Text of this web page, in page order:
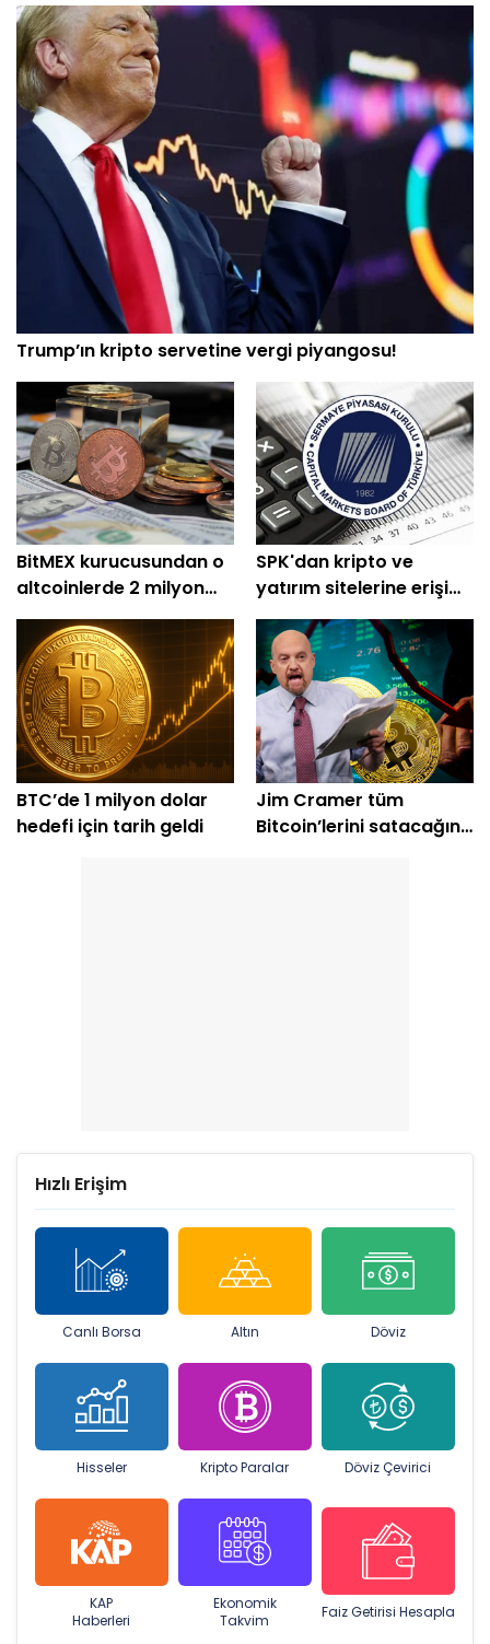
Trump’ın kripto servetine vergi piyangosu!
BitMEX kurucusundan o
altcoinlerde 2 milyon
dolarlık alım
SPK'dan kripto ve
yatırım sitelerine erişim
engeli
BTC’de 1 milyon dolar
hedefi için tarih geldi
Jim Cramer tüm
Bitcoin’lerini satacağını
Hızlı Erişim
Canlı Borsa Altın Döviz
Hisseler Kripto Paralar Döviz Çevirici
KAP
Haberleri
Ekonomik
Takvim
Faiz Getirisi Hesapla